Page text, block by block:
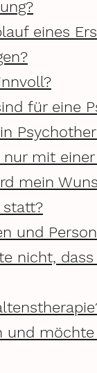
eines
für eine
nur mit
mein
statt?
und
nicht,
und